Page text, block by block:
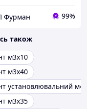
Фурман 99%
також
м3х10
м3х40
установлювальний м4
м3х35